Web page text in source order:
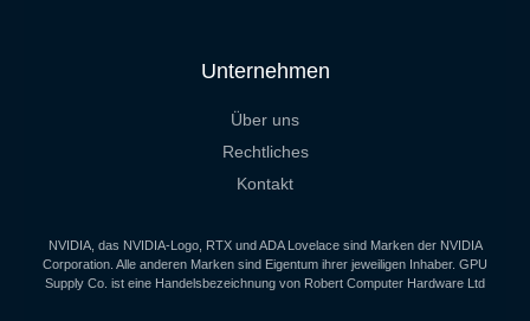
Unternehmen
Über uns
Rechtliches
Kontakt
NVIDIA, das NVIDIA-Logo, RTX und ADA Lovelace sind Marken der NVIDIA
Corporation. Alle anderen Marken sind Eigentum ihrer jeweiligen Inhaber. GPU
Supply Co. ist eine Handelsbezeichnung von Robert Computer Hardware Ltd